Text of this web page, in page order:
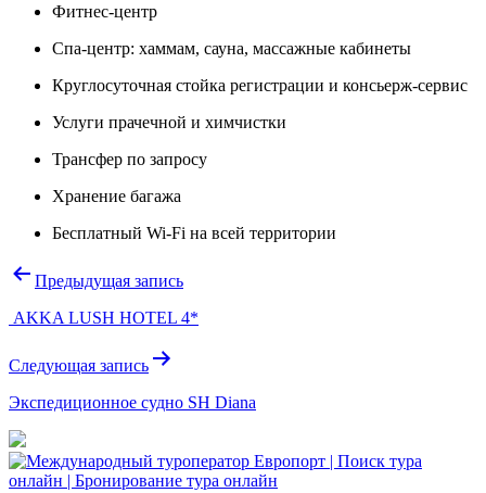
Фитнес-центр
Спа-центр: хаммам, сауна, массажные кабинеты
Круглосуточная стойка регистрации и консьерж-сервис
Услуги прачечной и химчистки
Трансфер по запросу
Хранение багажа
Бесплатный Wi-Fi на всей территории
Навигация
записям
Предыдущая запись
AKKA LUSH HOTEL 4*
Следующая запись
Экспедиционное судно SH Diana